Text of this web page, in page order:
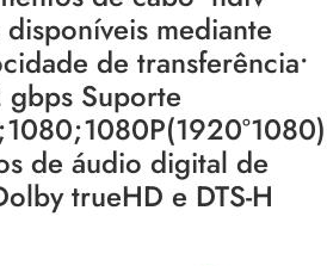
mediante
de transferência•
Suporte
de áudio digital de
trueHD e DTS-H